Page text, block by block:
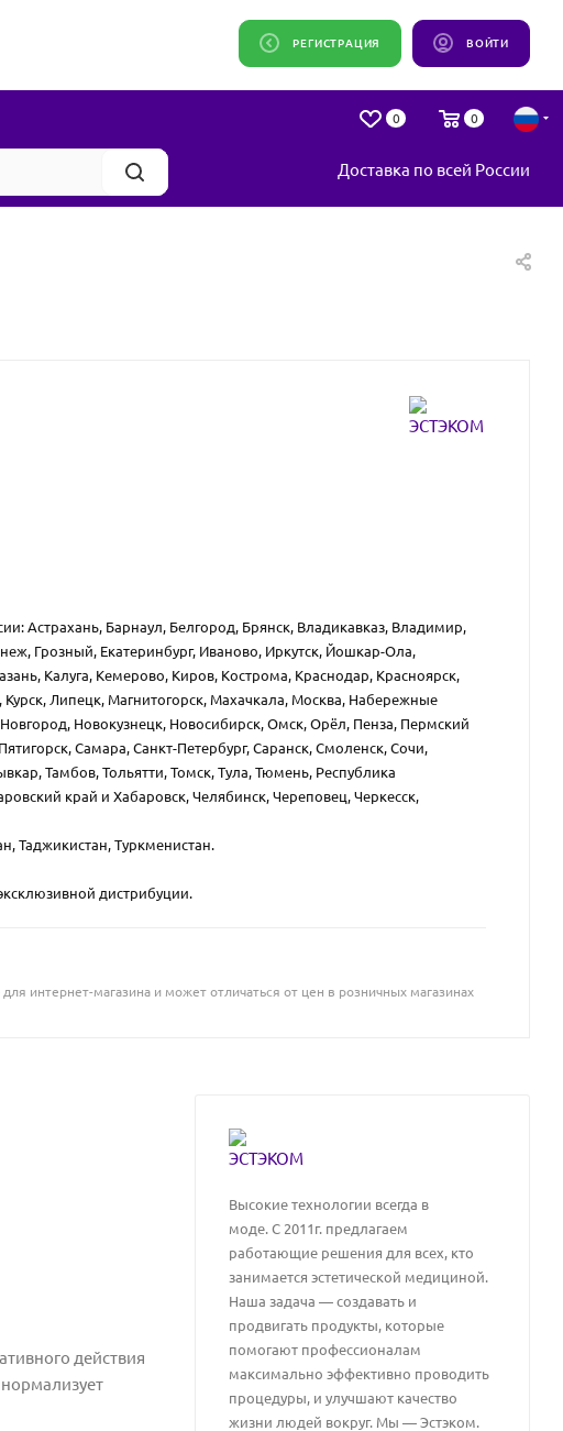
ВОЙТИ
РЕГИСТРАЦИЯ
0 0
Доставка по всей России
Астрахань, Барнаул, Белгород, Брянск, Владикавказ, Владимир,
Грозный, Екатеринбург, Иваново, Иркутск, Йошкар-Ола,
Калуга, Кемерово, Киров, Кострома, Краснодар, Красноярск,
Курск, Липецк, Магнитогорск, Махачкала, Москва, Набережные
Новокузнецк, Новосибирск, Омск, Орёл, Пенза, Пермский
Самара, Санкт-Петербург, Саранск, Смоленск, Сочи,
Тамбов, Тольятти, Томск, Тула, Тюмень, Республика
край и Хабаровск, Челябинск, Череповец, Черкесск,
Таджикистан, Туркменистан.
дистрибуции.
интернет-магазина и может отличаться от цен в розничных магазинах
действия
Высокие технологии всегда в
моде. C 2011г. предлагаем
работающие решения для всех, кто
занимается эстетической медициной.
Наша задача — создавать и
продвигать продукты, которые
помогают профессионалам
максимально эффективно проводить
процедуры, и улучшают качество
жизни людей вокруг. Мы — Эстэком.